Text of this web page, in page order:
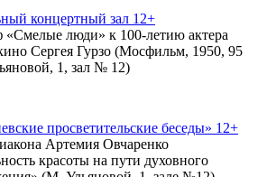
концертный зал 12+
«Смелые люди» к 100-летию актера
Сергея Гурзо (Мосфильм, 1950, 95
1, зал № 12)
просветительские беседы» 12+
Артемия Овчаренко
красоты на пути духовного